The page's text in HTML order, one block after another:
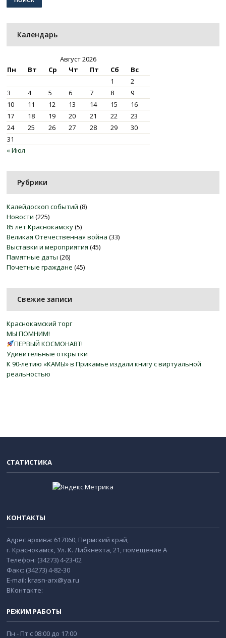
Календарь
Август 2026
Пн
Вт Ср Чт Пт Сб
Вс
1
2
3
4 5 6 7 8
9
10
11 12 13 14 15
16
17
18 19 20 21 22
23
24
25 26 27 28 29
30
31
« Июл
Рубрики
Калейдоскоп событий (8)
Новости (225)
85 лет Краснокамску(5)
Великая Отечественная война (33)
Выставки и мероприятия (45)
Памятные даты (26)
Почетные граждане (45)
Свежие записи
Краснокамский торг
МЫ ПОМНИМ!
ПЕРВЫЙ КОСМОНАВТ!
Удивительные открытки
К 90-летию «КАМЫ» в Прикамье издали книгу с виртуальной
реальностью
СТАТИСТИКА
КОНТАКТЫ
Адрес архива: 617060, Пермский край,
г. Краснокамск, Ул. К. Либкнехта, 21, помещение А
Телефон: (34273) 4-23-02
Факс: (34273) 4-82-30
E-mail: krasn-arx@ya.ru
ВКонтакте:
РЕЖИМ РАБОТЫ
Пн - Пт с 08:00 до 17:00